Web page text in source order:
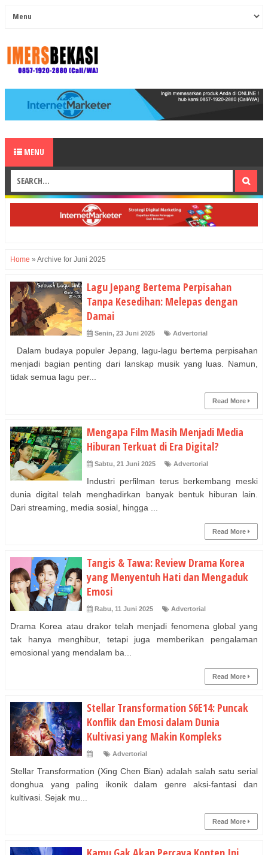
MENU
Home » Archive for Juni 2025
Lagu Jepang Bertema Perpisahan
Tanpa Kesedihan: Melepas dengan
Damai
Senin, 23 Juni 2025 Advertorial
Dalam budaya populer Jepang, lagu-lagu bertema perpisahan
menjadi bagian penting dari lanskap musik yang luas. Namun,
tidak semua lagu per...
Read More
Mengapa Film Masih Menjadi Media
Hiburan Terkuat di Era Digital?
Sabtu, 21 Juni 2025 Advertorial
Industri perfilman terus berkembang meski
dunia digital telah menghadirkan banyak bentuk hiburan lain.
Dari streaming, media sosial, hingga ...
Read More
Tangis & Tawa: Review Drama Korea
yang Menyentuh Hati dan Mengaduk
Emosi
Rabu, 11 Juni 2025 Advertorial
Drama Korea atau drakor telah menjadi fenomena global yang
tak hanya menghibur, tetapi juga memberikan pengalaman
emosional yang mendalam ba...
Read More
Stellar Transformation S6E14: Puncak
Konflik dan Emosi dalam Dunia
Kultivasi yang Makin Kompleks
Advertorial
Stellar Transformation (Xing Chen Bian) adalah salah satu serial
donghua yang paling ikonik dalam genre aksi-fantasi dan
kultivasi. Sejak mu...
Read More